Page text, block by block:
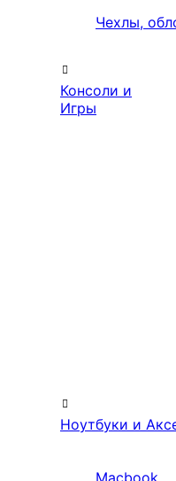
Чехлы,
Консоли и
Игры
Ноутбуки и